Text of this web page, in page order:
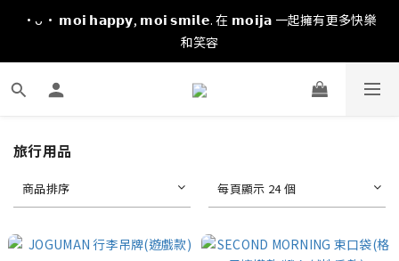
·ᴗ· 𝗺𝗼𝗶 𝗵𝗮𝗽𝗽𝘆, 𝗺𝗼𝗶 𝘀𝗺𝗶𝗹𝗲. 在 𝗺𝗼𝗶𝗷𝗮 一起擁有更多快樂
和笑容
旅行用品
商品排序 每頁顯示 24 個